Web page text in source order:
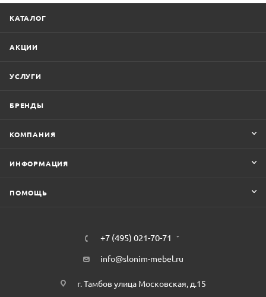
КАТАЛОГ
АКЦИИ
УСЛУГИ
БРЕНДЫ
КОМПАНИЯ
ИНФОРМАЦИЯ
ПОМОЩЬ
+7 (495) 021-70-71
info@slonim-mebel.ru
г. Тамбов улица Московская, д.15